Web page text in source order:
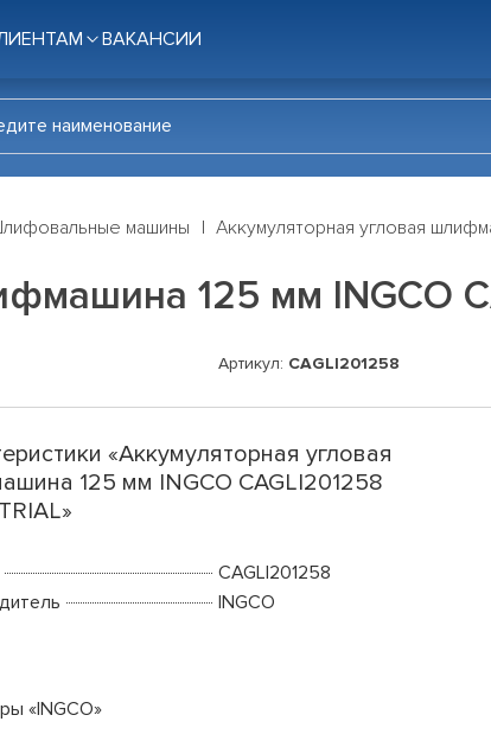
ВАКАНСИИ
машины Аккумуляторная угловая
125 мм INGCO
Артикул: CAGLI201258
«Аккумуляторная угловая
125 мм INGCO CAGLI201258
CAGLI201258
INGCO
«INGCO»